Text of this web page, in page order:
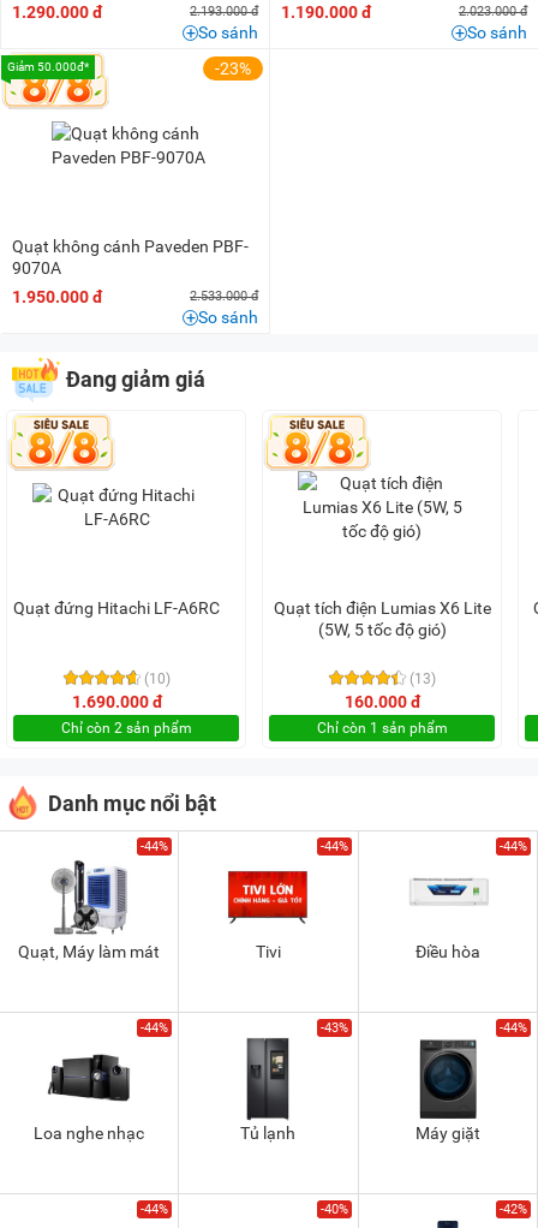
1.290.000 đ 2.193.000 đ
So sánh
1.190.000 đ 2.023.000 đ
So sánh
Giảm 50.000đ* -23%
Quạt không cánh Paveden PBF-
9070A
1.950.000 đ
2.533.000 đ
So sánh
Đang giảm giá
Quạt đứng Hitachi LF-A6RC
(10)
1.690.000 đ
Chỉ còn 2 sản phẩm
Quạt tích điện Lumias X6 Lite
(5W, 5 tốc độ gió)
(13)
160.000 đ
Chỉ còn 1 sản phẩm
Danh mục nổi bật
-44%
Quạt, Máy làm mát
-44%
Tivi
-44%
Điều hòa
-44%
Loa nghe nhạc
-43%
Tủ lạnh
-44%
Máy giặt
-44% -40% -42%